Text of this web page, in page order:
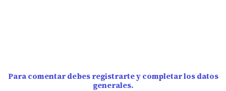
Para comentar debes registrarte y completar los datos
generales.